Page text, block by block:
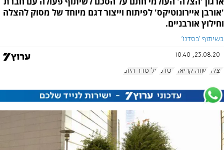
'אורבן איירונוטיקס' לפיתוח וייצור דגם מיוחד של מסוק להצלה
וחילוץ אורבניים.
בשיתוף 'בסדנו'
23.08.20, 10:40
הצלה שווה קריאה בסדנו על סדר היום